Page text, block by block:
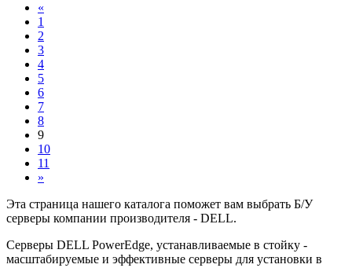
«
1
2
3
4
5
6
7
8
9
10
11
»
Эта страница нашего каталога поможет вам выбрать Б/У
серверы компании производителя - DELL.
Серверы DELL PowerEdge, устанавливаемые в стойку -
масштабируемые и эффективные серверы для установки в